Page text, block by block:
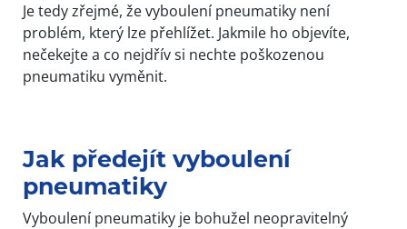
Je tedy zřejmé, že vyboulení pneumatiky není
problém, který lze přehlížet. Jakmile ho objevíte,
nečekejte a co nejdřív si nechte poškozenou
pneumatiku vyměnit.
Jak předejít vyboulení
pneumatiky
Vyboulení pneumatiky je bohužel neopravitelný